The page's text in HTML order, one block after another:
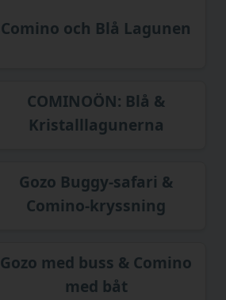
Comino och Blå Lagunen
COMINOÖN: Blå &
Kristalllagunerna
Gozo Buggy-safari &
Comino-kryssning
Gozo med buss & Comino
med båt